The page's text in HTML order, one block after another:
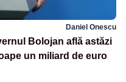
Daniel Onescu
Bolojan află astăzi
un miliard de euro